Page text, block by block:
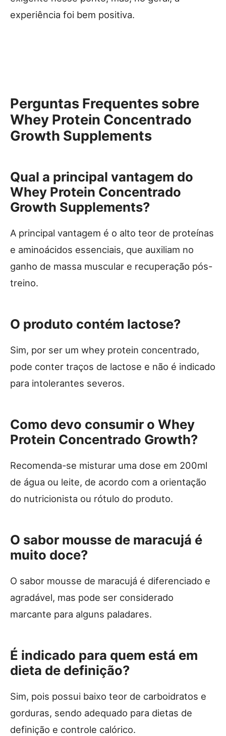
experiência foi bem positiva.
Perguntas Frequentes sobre
Whey Protein Concentrado
Growth Supplements
Qual a principal vantagem do
Whey Protein Concentrado
Growth Supplements?
A principal vantagem é o alto teor de proteínas
e aminoácidos essenciais, que auxiliam no
ganho de massa muscular e recuperação pós-
treino.
O produto contém lactose?
Sim, por ser um whey protein concentrado,
pode conter traços de lactose e não é indicado
para intolerantes severos.
Como devo consumir o Whey
Protein Concentrado Growth?
Recomenda-se misturar uma dose em 200ml
de água ou leite, de acordo com a orientação
do nutricionista ou rótulo do produto.
O sabor mousse de maracujá é
muito doce?
O sabor mousse de maracujá é diferenciado e
agradável, mas pode ser considerado
marcante para alguns paladares.
É indicado para quem está em
dieta de definição?
Sim, pois possui baixo teor de carboidratos e
gorduras, sendo adequado para dietas de
definição e controle calórico.